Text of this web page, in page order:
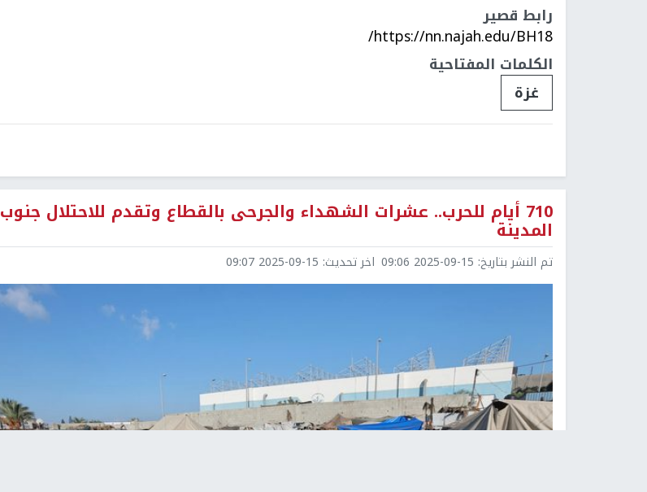
رابط قصير
https://nn.najah.edu/BH18/
الكلمات المفتاحية
غزة
710 أيام للحرب.. عشرات الشهداء والجرحى بالقطاع وتقدم للاحتلال جنوب
المدينة
تم النشر بتاريخ: 2025-09-15 09:06 اخر تحديث: 2025-09-15 09:07